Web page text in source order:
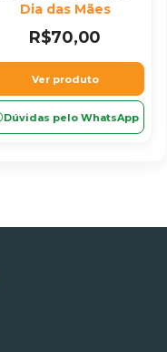
Dia das Mães
R$70,00
Ver produto
Dúvidas pelo WhatsApp